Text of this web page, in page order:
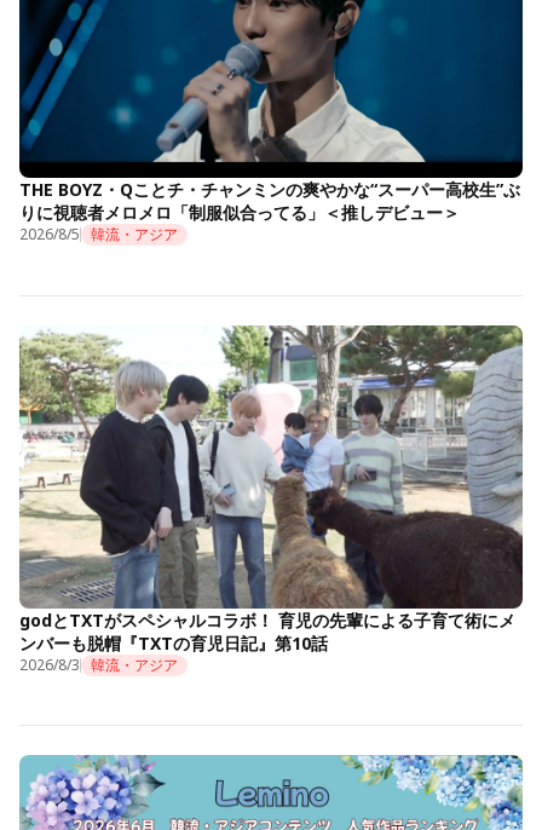
THE BOYZ・Qことチ・チャンミンの爽やかな“スーパー高校生”ぶ
りに視聴者メロメロ「制服似合ってる」＜推しデビュー＞
2026/8/5 韓流・アジア
godとTXTがスペシャルコラボ！ 育児の先輩による子育て術にメ
ンバーも脱帽『TXTの育児日記』第10話
2026/8/3 韓流・アジア